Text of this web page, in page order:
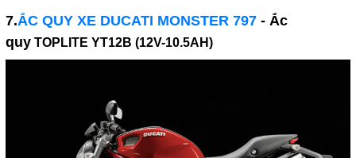
7.ẮC QUY XE DUCATI MONSTER 797- Ắc
quy TOPLITE YT12B (12V-10.5AH)